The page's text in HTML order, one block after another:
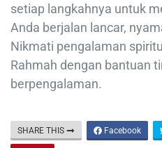
setiap langkahnya untuk
Anda berjalan lancar,
Nikmati pengalaman
Rahmah dengan bantuan
berpengalaman.
SHARE THIS Facebook